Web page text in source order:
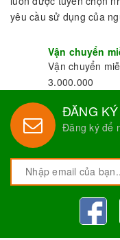
Nếu bạn đang quan
tìm đến Nguyên liệu
rẻ, ổn định nhất trên
Khi mua Nguyên liệu
- Chế độ đổi trả hàng
hỏng.
- Hổ trợ và cung cấp
miễn phí.
- Miễn phí giao hàng
Với tiêu chí đặt lợi ích
lòng mọi khách hàng
luôn được tuyển chọn
yêu cầu sử dụng của